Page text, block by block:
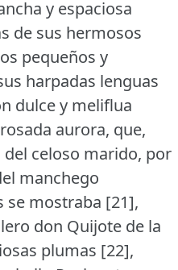
y espaciosa
de sus hermosos
pequeños y
harpadas lenguas
dulce y meliflua
aurora, que,
celoso marido, por
manchego
se mostraba [21],
don Quijote de la
plumas [22],